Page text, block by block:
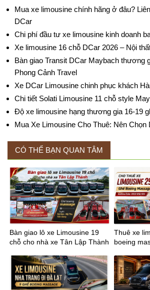
Mua xe limousine chính hãng ở đâu?
DCar
Chi phí đầu tư xe limousine kinh doanh
Xe limousine 16 chỗ DCar 2026 – Nội
Bàn giao Transit DCar Maybach thương
Phong Cảnh Travel
Xe DCar Limousine chinh phục khách
Chi tiết Solati Limousine 11 chỗ style
Độ xe limousine hạng thương gia 16-19
Mua Xe Limousine Cho Thuê: Nên Chọn
CÓ THỂ BẠN QUAN TÂM
Bàn giao lô xe Limousine 19
chỗ cho nhà xe Tân Lập Thành
Thuê xe
boeing